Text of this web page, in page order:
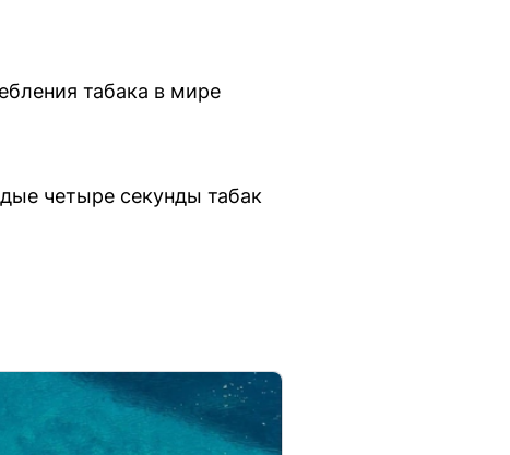
табака в мире
четыре секунды табак